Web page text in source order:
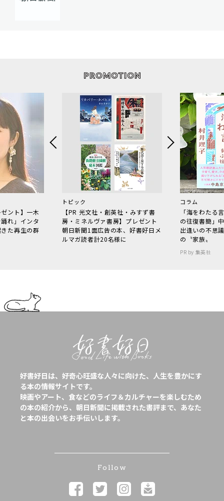
ント】一木
れ」インタ
た再生の群
トピック
【PR 光文社・創英社・みすず書
房・ミネルヴァ書房】プレゼント
朝日新聞1面広告の本、好書好日メ
ルマガ読者計20名様に
コラム
「海をわた
の往復書簡」
出逢いの不思
の〝家族〟
PR by 集英社
好書好日は、好奇心旺盛な人々に向けた、人生を豊かにす
る本の情報サイトです。
映画やアート、食などのライフ＆カルチャーを楽しむため
の本の紹介から、朝日新聞に掲載された書評まで、あなた
と本の出会いをお手伝いします。
Follow